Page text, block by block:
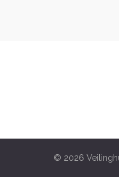
© 2026